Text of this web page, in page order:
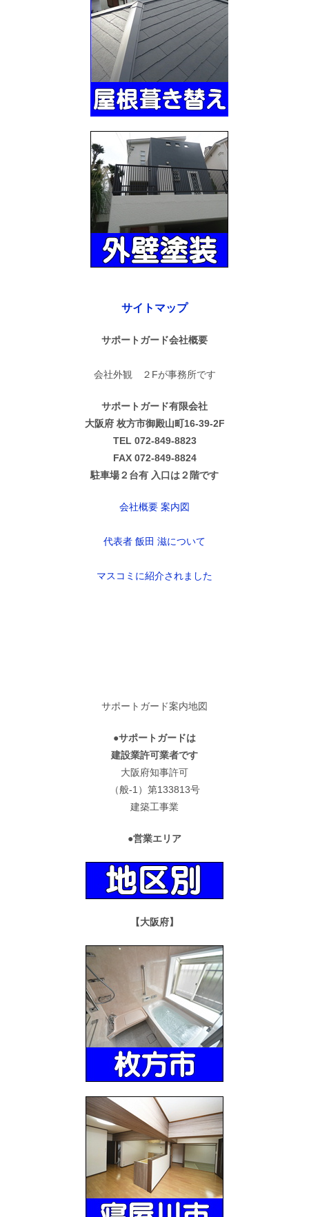
サイトマップ
サポートガード会社概要
会社外観 ２Fが事務所です
サポートガード有限会社
大阪府 枚方市御殿山町16-39-2F
TEL 072-849-8823
FAX 072-849-8824
駐車場２台有 入口は２階です
会社概要 案内図
代表者 飯田 滋について
マスコミに紹介されました
サポートガード案内地図
●サポートガードは
建設業許可業者です
大阪府知事許可
（般-1）第133813号
建築工事業
●営業エリア
【大阪府】